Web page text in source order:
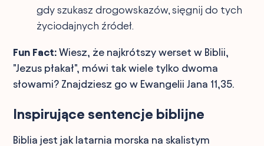
gdy szukasz drogowskazów, sięgnij do tych
życiodajnych źródeł.
Fun Fact: Wiesz, że najkrótszy werset w Biblii,
"Jezus płakał", mówi tak wiele tylko dwoma
słowami? Znajdziesz go w Ewangelii Jana 11,35.
Inspirujące sentencje biblijne
Biblia jest jak latarnia morska na skalistym